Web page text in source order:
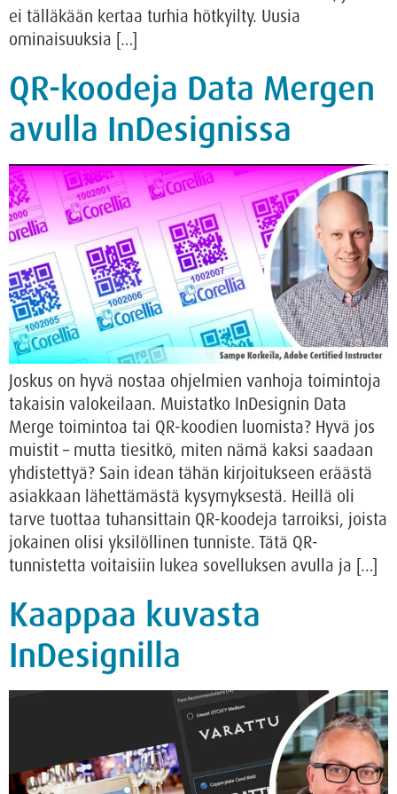
ei tälläkään kertaa turhia hötkyilty. Uusia
ominaisuuksia […]
QR-koodeja Data Mergen
avulla InDesignissa
Joskus on hyvä nostaa ohjelmien vanhoja toimintoja
takaisin valokeilaan. Muistatko InDesignin Data
Merge toimintoa tai QR-koodien luomista? Hyvä jos
muistit – mutta tiesitkö, miten nämä kaksi saadaan
yhdistettyä? Sain idean tähän kirjoitukseen eräästä
asiakkaan lähettämästä kysymyksestä. Heillä oli
tarve tuottaa tuhansittain QR-koodeja tarroiksi, joista
jokainen olisi yksilöllinen tunniste. Tätä QR-
tunnistetta voitaisiin lukea sovelluksen avulla ja […]
Kaappaa kuvasta
InDesignilla